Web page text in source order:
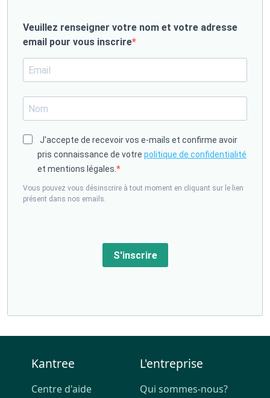
Veuillez renseigner votre nom et votre adresse
email pour vous inscrire
J'accepte de recevoir vos e-mails et confirme avoir
pris connaissance de votre politique de confidentialité
et mentions légales.
Vous pouvez vous désinscrire à tout moment en cliquant sur le lien
présent dans nos emails.
S'inscrire
Kantree
Centre d'aide
L'entreprise
Qui sommes-nous?